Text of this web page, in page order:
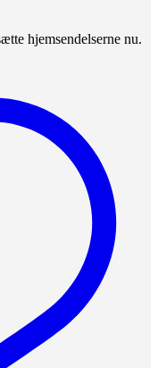
hjemsendelserne nu.